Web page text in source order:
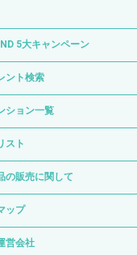
5大キャンペーン
ント検索
ション一覧
スト
の販売に関して
ップ
営会社